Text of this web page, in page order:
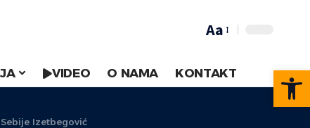
Aa
VIDEO O NAMA KONTAKT
Izetbegović